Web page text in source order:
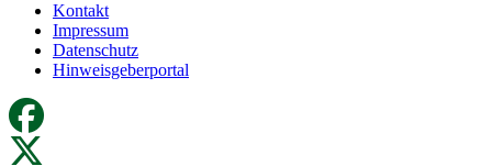
Kontakt
Impressum
Datenschutz
Hinweisgeberportal